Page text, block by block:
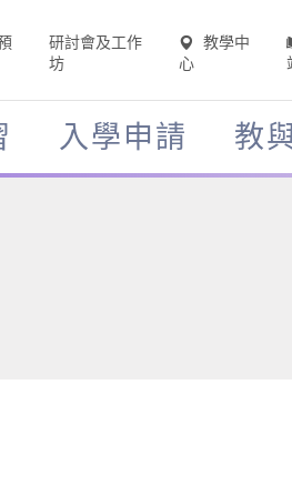
研討會及工作
坊
教學中
心
入學申請 教